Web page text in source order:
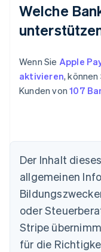
Welche
Wenn Sie Apple
aktivieren, können
Kunden von107
Der Inhalt
allgemeinen
oder
Stripe
für die
Australien
English
Belgien
Nederlands
Brasilien
PortuguêsEnglish